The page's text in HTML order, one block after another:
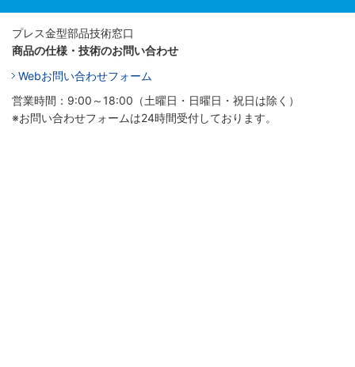
プレス金型部品技術窓口
商品の仕様・技術のお問い合わせ
Webお問い合わせフォーム
営業時間：9:00～18:00（土曜日・日曜日・祝日は除く）
※お問い合わせフォームは24時間受付しております。